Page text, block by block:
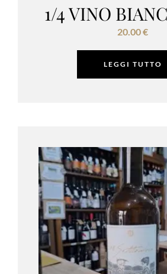
1/4 VINO
20.00€
LEGGI TUTTO